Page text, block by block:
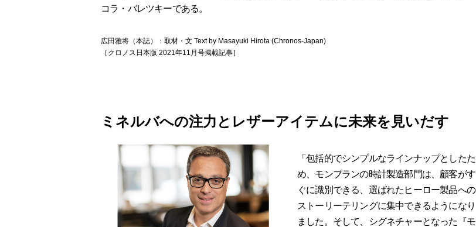
コラ・バレツキーである。
広田雅将（本誌）：取材・文 Text by Masayuki Hirota (Chronos-Japan)
［クロノス日本版 2021年11月号掲載記事］
ミネルバへの注力とレザーアイテムに未来を見いだす
「包括的でシンプルなラインナップとしたた
め、モンブランの時計製造部門は、顧客がす
ぐに識別できる、選ばれたヒーロー製品への
ストーリーテリングに集中できるようになり
ました。そして、シグネチャーとなった『モ